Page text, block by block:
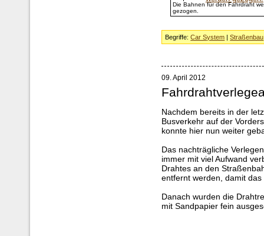
Die Bahnen für den Fahrdraht
gezogen.
Begriffe:Car System |Straßenbau
09. April 2012
Nachdem bereits in der
Busverkehr auf der
konnte hier nun weiter
Das nachträgliche
immer mit viel Aufwand
Drahtes an den
entfernt werden, damit
Danach wurden die
mit Sandpapier fein